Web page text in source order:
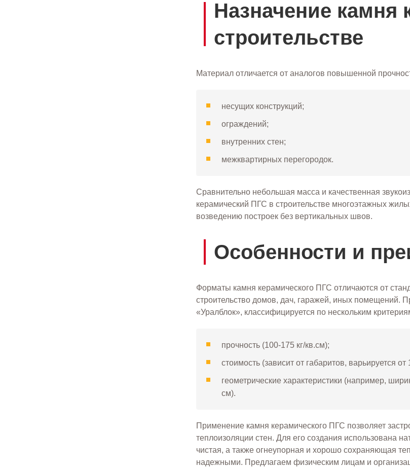
Назначение камня
строительстве
Материал отличается от аналогов повышенной
несущих конструкций;
ограждений;
внутренних стен;
межквартирных перегородок.
Сравнительно небольшая масса и качественная
керамический ПГС в строительстве многоэтажных
возведению построек без вертикальных швов.
Особенности и
Форматы камня керамического ПГС отличаются от
строительство домов, дач, гаражей, иных помещений.
«Уралблок», классифицируется по нескольким
прочность (100-175 кг/кв.см);
стоимость (зависит от габаритов, варьируется
геометрические характеристики (например,
см).
Применение камня керамического ПГС позволяет
теплоизоляции стен. Для его создания использована
чистая, а также огнеупорная и хорошо сохраняющая
надежными. Предлагаем физическим лицам и